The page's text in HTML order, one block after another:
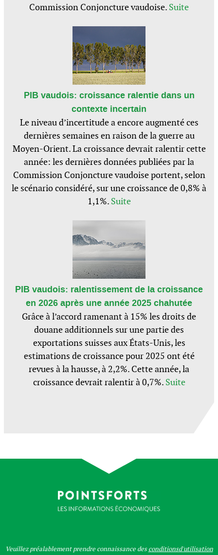
Commission Conjoncture vaudoise. Suite
PIB vaudois: croissance ralentie dans un
contexte incertain
Le niveau d’incertitude a encore augmenté ces
dernières semaines en raison de la guerre au
Moyen-Orient. La croissance devrait ralentir cette
année: les dernières données publiées par la
Commission Conjoncture vaudoise portent, selon
le scénario considéré, sur une croissance de 0,8% à
1,1%. Suite
PIB vaudois: ralentissement de la croissance
en 2026 après une année 2025 chahutée
Grâce à l’accord ramenant à 15% les droits de
douane additionnels sur une partie des
exportations suisses aux États-Unis, les
estimations de croissance pour 2025 ont été
revues à la hausse, à 2,2%. Cette année, la
croissance devrait ralentir à 0,7%. Suite
Veuillez préalablement prendre connaissance desconditionsd'utilisation